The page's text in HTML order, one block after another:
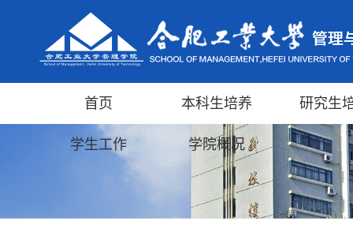
首页 本科生培养 研究生
学生工作 学院概况